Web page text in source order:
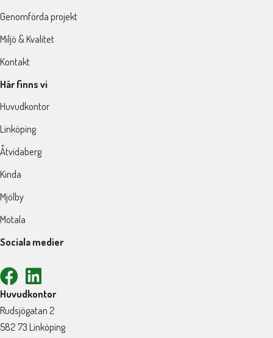
Genomförda projekt
Miljö & Kvalitet
Kontakt
Här finns vi
Huvudkontor
Linköping
Åtvidaberg
Kinda
Mjölby
Motala
Sociala medier
Huvudkontor
Rudsjögatan 2
582 73 Linköping